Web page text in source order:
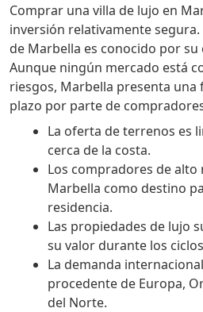
Comprar una villa de lujo en Marbella es también una
inversión relativamente
de Marbella es conocido por su
Aunque ningún mercado está
riesgos, Marbella presenta
plazo por parte de
La oferta de terrenos es limitada, especialmente
cerca de la costa.
Los compradores de alto nivel siguen eligiendo
Marbella como destino
residencia.
Las propiedades de lujo suelen mantener mejor
su valor durante los
La demanda internacional sigue siendo fuerte
procedente de Europa,
del Norte.